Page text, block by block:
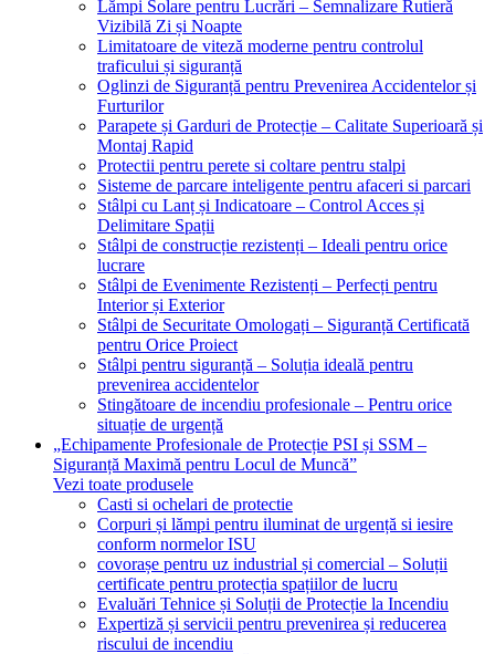
Lămpi Solare pentru Lucrări – Semnalizare Rutieră
Vizibilă Zi și Noapte
Limitatoare de viteză moderne pentru controlul
traficului și siguranță
Oglinzi de Siguranță pentru Prevenirea Accidentelor și
Furturilor
Parapete și Garduri de Protecție – Calitate Superioară și
Montaj Rapid
Protectii pentru perete si coltare pentru stalpi
Sisteme de parcare inteligente pentru afaceri si parcari
Stâlpi cu Lanț și Indicatoare – Control Acces și
Delimitare Spații
Stâlpi de construcție rezistenți – Ideali pentru orice
lucrare
Stâlpi de Evenimente Rezistenți – Perfecți pentru
Interior și Exterior
Stâlpi de Securitate Omologați – Siguranță Certificată
pentru Orice Proiect
Stâlpi pentru siguranță – Soluția ideală pentru
prevenirea accidentelor
Stingătoare de incendiu profesionale – Pentru orice
situație de urgență
„Echipamente Profesionale de Protecție PSI și SSM –
Siguranță Maximă pentru Locul de Muncă”
Vezi toate produsele
Casti si ochelari de protectie
Corpuri și lămpi pentru iluminat de urgență si iesire
conform normelor ISU
covorașe pentru uz industrial și comercial – Soluții
certificate pentru protecția spațiilor de lucru
Evaluări Tehnice și Soluții de Protecție la Incendiu
Expertiză și servicii pentru prevenirea și reducerea
riscului de incendiu